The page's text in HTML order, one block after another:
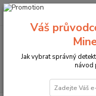
+420774877333
Váš
Jak vybrat správný
návod